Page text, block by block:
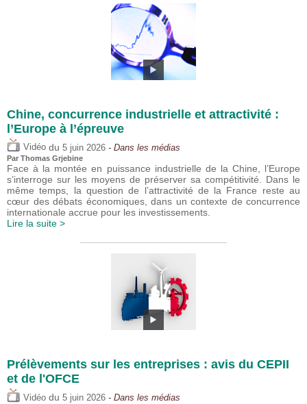
Chine, concurrence industrielle et attractivité :
l’Europe à l’épreuve
Vidéo du 5 juin 2026 - Dans les médias
Par Thomas Grjebine
Face à la montée en puissance industrielle de la Chine, l’Europe
s’interroge sur les moyens de préserver sa compétitivité. Dans le
même temps, la question de l’attractivité de la France reste au
cœur des débats économiques, dans un contexte de concurrence
internationale accrue pour les investissements.
Lire la suite >
Prélèvements sur les entreprises : avis du CEPII
et de l'OFCE
Vidéo du 5 juin 2026 - Dans les médias